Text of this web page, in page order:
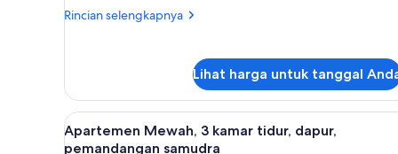
Rincian selengkapnya
Rincian
Twin
Deluks,
balkon,
pemandangan
Lihat harga untuk tanggal
Lihat
semua
Apartemen Mewah, 3 kamar
11
Apartemen Mewah, 3 kamar tidur, dapur,
pemandangan samudra